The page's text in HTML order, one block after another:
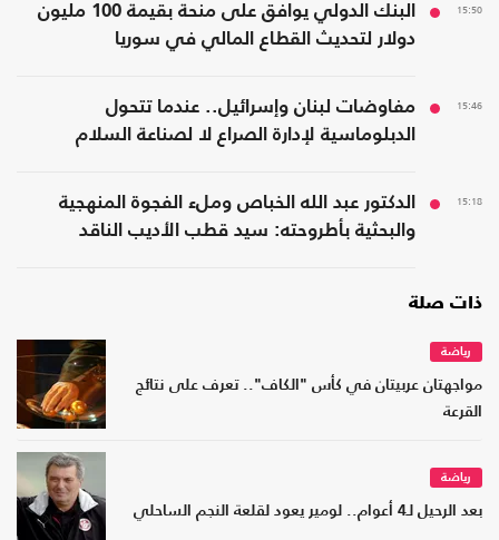
15:50
البنك الدولي يوافق على منحة بقيمة 100 مليون
دولار لتحديث القطاع المالي في سوريا
15:46
مفاوضات لبنان وإسرائيل.. عندما تتحول
الدبلوماسية لإدارة الصراع لا لصناعة السلام
15:18
الدكتور عبد الله الخباص وملء الفجوة المنهجية
والبحثية بأطروحته: سيد قطب الأديب الناقد
ذات صلة
رياضة
مواجهتان عربيتان في كأس "الكاف".. تعرف على نتائج
القرعة
رياضة
بعد الرحيل لـ4 أعوام.. لومير يعود لقلعة النجم الساحلي